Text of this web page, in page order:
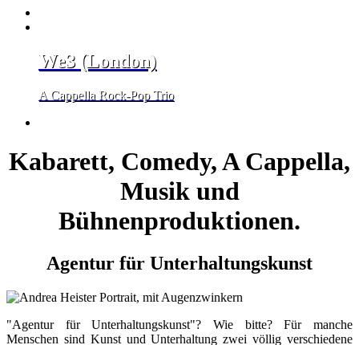
We3 (London)
A Cappella Rock-Pop Trio
Kabarett, Comedy, A Cappella,
Musik und
Bühnenproduktionen.
Agentur für Unterhaltungskunst
"Agentur für Unterhaltungskunst"? Wie bitte? Für manche
Menschen sind Kunst und Unterhaltung zwei völlig verschiedene